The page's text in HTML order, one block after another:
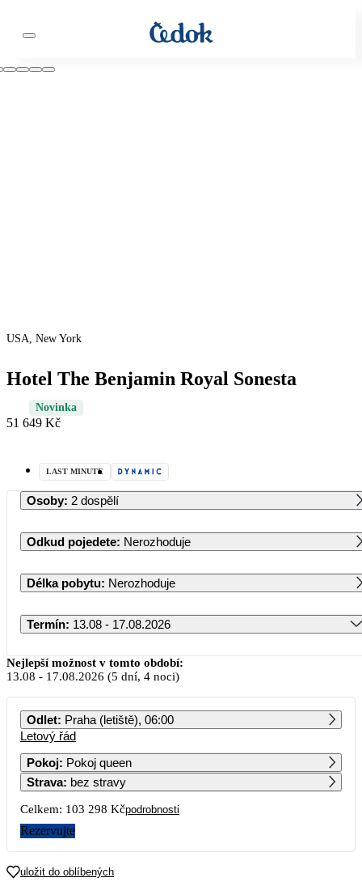
USA, New York
Hotel The Benjamin Royal Sonesta
Novinka
51 649 Kč
LAST MINUTE
Osoby: 2 dospělí
Odkud pojedete: Nerozhoduje
Délka pobytu: Nerozhoduje
Termín: 13.08 - 17.08.2026
Srpen 2026
PO ÚT ST ČT PÁ SO NE
3 4
10
17
51 959
18
51 489
Nejlepší možnost v tomto období:
13.08 - 17.08.2026 (5 dní, 4 noci)
Odlet: Praha (letiště), 06:00
Letový řád
Pokoj:
Pokoj queen
Strava: bez stravy
Celkem: 103 298 Kčpodrobnosti
Rezervujte
uložit do oblíbených